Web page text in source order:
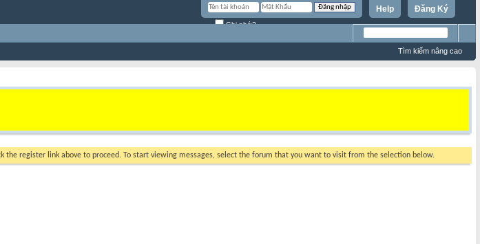
Đăng Ký
Help
Ghi nhớ?
Tìm kiếm nâng cao
the register link above to proceed. To start viewing messages, select the forum that you want to visit from the selection below.